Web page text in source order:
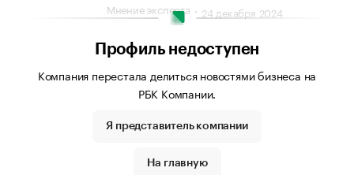
Мнение эксперта
24 декабря 2024
Профиль недоступен
Компания перестала делиться новостями бизнеса на
РБК Компании.
Я представитель компании
На главную